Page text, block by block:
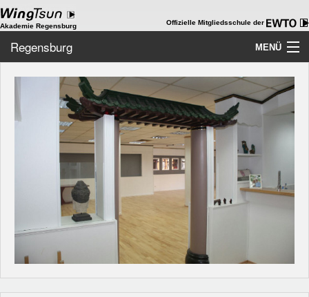
Akademie Regensburg Offizielle Mitgliedsschule der
Regensburg MENÜ
Home
Kids-WingTsun
WT als Beruf
Team
Galerie